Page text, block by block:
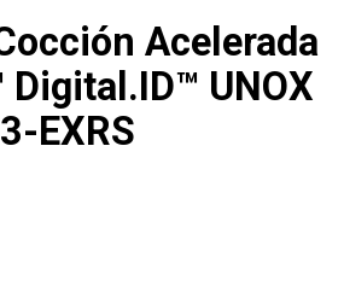
Acelerada
Digital.ID™ UNOX
EXRS